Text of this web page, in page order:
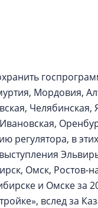
Мордовия,
Челябинская,
регулятора, в
Омск, Ростов-
и Омске за
вслед за